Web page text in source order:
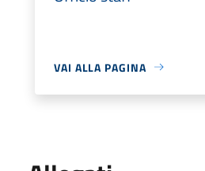
VAI ALLA PAGINA